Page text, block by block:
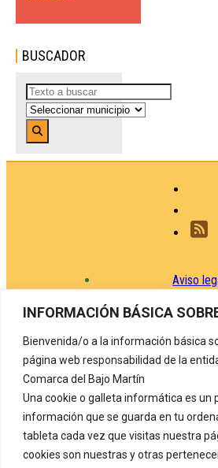
INFORMACIÓN BÁSICA
Bienvenida/o a la información básica
página web responsabilidad de la
Comarca del Bajo Martín
Una cookie o galleta informática es un
información que se guarda en tu
tableta cada vez que visitas nuestra
cookies son nuestras y otras
BUSCADOR
Buscar
...
Aviso
Política de
Protección
Política de
Registro de
COMARCA DEL BAJO MARTÍN
44530 Híjar. (Teruel) Tel.